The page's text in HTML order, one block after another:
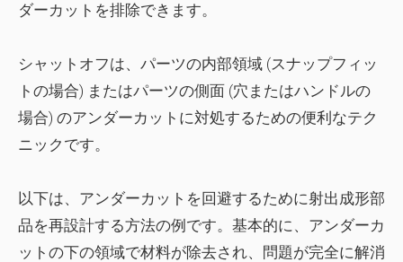
ダーカットを排除できます。
シャットオフは、パーツの内部領域 (スナップフィッ
トの場合) またはパーツの側面 (穴またはハンドルの
場合) のアンダーカットに対処するための便利なテク
ニックです。
以下は、アンダーカットを回避するために射出成形部
品を再設計する方法の例です。基本的に、アンダーカ
ットの下の領域で材料が除去され、問題が完全に解消